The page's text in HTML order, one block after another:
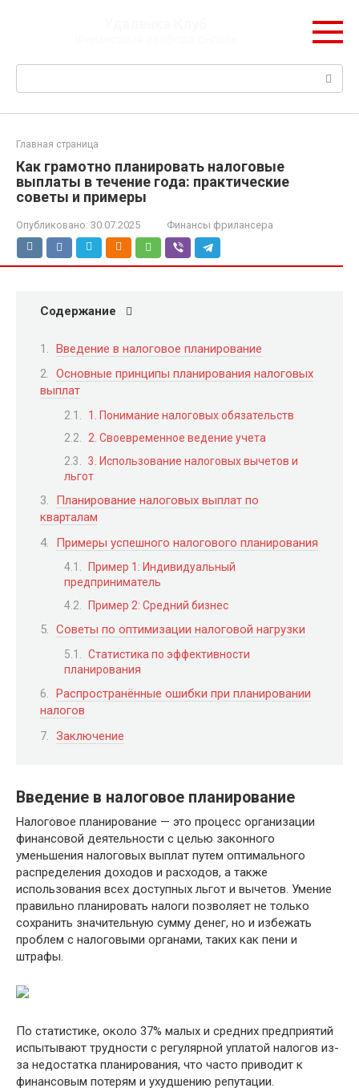
Поиск:
Главная страница
Как грамотно планировать налоговые
выплаты в течение года: практические
советы и примеры
Опубликовано: 30.07.2025 Финансы фрилансера
Содержание
Введение в налоговое планирование
Основные принципы планирования налоговых
выплат
1. Понимание налоговых обязательств
2. Своевременное ведение учета
3. Использование налоговых вычетов и
льгот
Планирование налоговых выплат по
кварталам
Примеры успешного налогового планирования
Пример 1: Индивидуальный
предприниматель
Пример 2: Средний бизнес
Советы по оптимизации налоговой нагрузки
Статистика по эффективности
планирования
Распространённые ошибки при планировании
налогов
Заключение
Введение в налоговое планирование
Налоговое планирование — это процесс организации
финансовой деятельности с целью законного
уменьшения налоговых выплат путем оптимального
распределения доходов и расходов, а также
использования всех доступных льгот и вычетов. Умение
правильно планировать налоги позволяет не только
сохранить значительную сумму денег, но и избежать
проблем с налоговыми органами, таких как пени и
штрафы.
По статистике, около 37% малых и средних предприятий
испытывают трудности с регулярной уплатой налогов из-
за недостатка планирования, что часто приводит к
финансовым потерям и ухудшению репутации.